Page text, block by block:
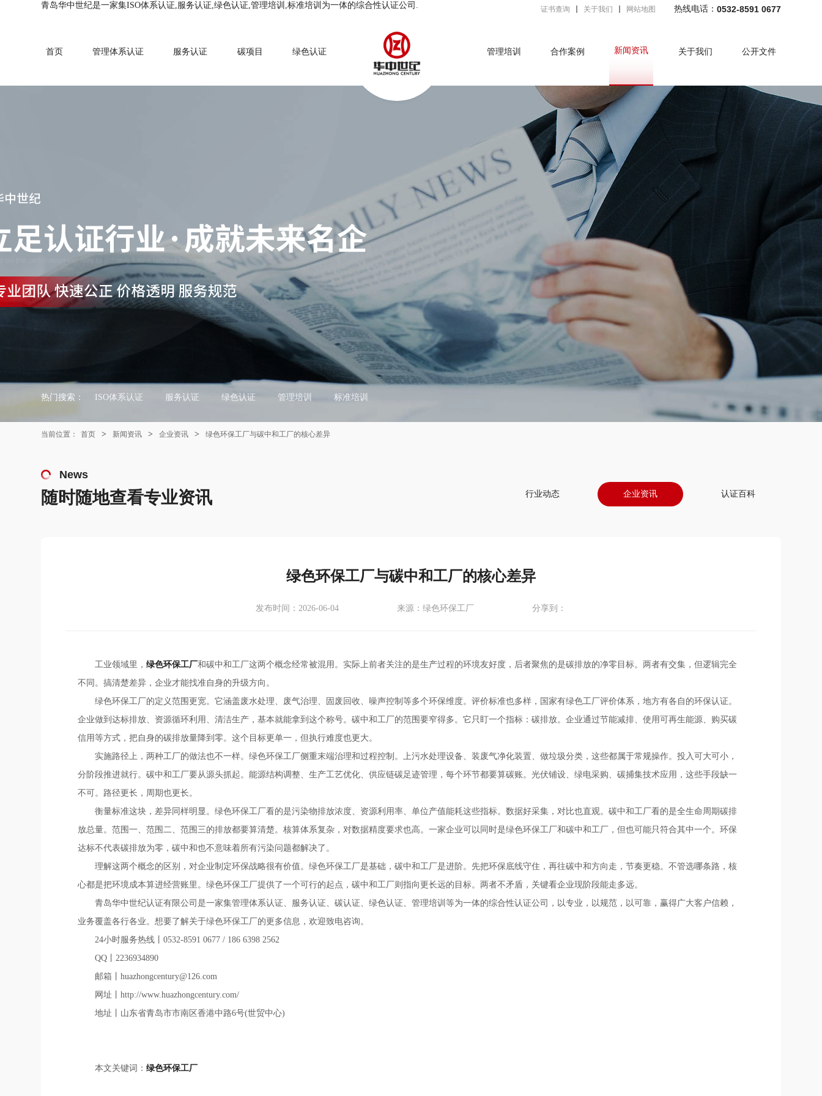
青岛华中世纪是一家集ISO体系认证,服务认证,绿色认证,管理培训,标准培训为一体的综合性认证公司. 热线电话： 0532-8591 0677
证书查询 关于我们 网站地图
首页 管理体系认证 服务认证 碳项目 绿色认证 管理培训 合作案例 新闻资讯 关于我们 公开文件
热门搜索： ISO体系认证 服务认证 绿色认证 管理培训 标准培训
当前位置： 首页 > 新闻资讯 > 企业资讯 > 绿色环保工厂与碳中和工厂的核心差异
News
随时随地查看专业资讯 行业动态 企业资讯 认证百科
绿色环保工厂与碳中和工厂的核心差异
发布时间：2026-06-04 来源：绿色环保工厂 分享到：
工业领域里，绿色环保工厂和碳中和工厂这两个概念经常被混用。实际上前者关注的是生产过程的环境友好度，后者聚焦的是碳排放的净零目标。两者有交集，但逻辑完全
不同。搞清楚差异，企业才能找准自身的升级方向。
绿色环保工厂的定义范围更宽。它涵盖废水处理、废气治理、固废回收、噪声控制等多个环保维度。评价标准也多样，国家有绿色工厂评价体系，地方有各自的环保认证。
企业做到达标排放、资源循环利用、清洁生产，基本就能拿到这个称号。碳中和工厂的范围要窄得多。它只盯一个指标：碳排放。企业通过节能减排、使用可再生能源、购买碳
信用等方式，把自身的碳排放量降到零。这个目标更单一，但执行难度也更大。
实施路径上，两种工厂的做法也不一样。绿色环保工厂侧重末端治理和过程控制。上污水处理设备、装废气净化装置、做垃圾分类，这些都属于常规操作。投入可大可小，
分阶段推进就行。碳中和工厂要从源头抓起。能源结构调整、生产工艺优化、供应链碳足迹管理，每个环节都要算碳账。光伏铺设、绿电采购、碳捕集技术应用，这些手段缺一
不可。路径更长，周期也更长。
衡量标准这块，差异同样明显。绿色环保工厂看的是污染物排放浓度、资源利用率、单位产值能耗这些指标。数据好采集，对比也直观。碳中和工厂看的是全生命周期碳排
放总量。范围一、范围二、范围三的排放都要算清楚。核算体系复杂，对数据精度要求也高。一家企业可以同时是绿色环保工厂和碳中和工厂，但也可能只符合其中一个。环保
达标不代表碳排放为零，碳中和也不意味着所有污染问题都解决了。
理解这两个概念的区别，对企业制定环保战略很有价值。绿色环保工厂是基础，碳中和工厂是进阶。先把环保底线守住，再往碳中和方向走，节奏更稳。不管选哪条路，核
心都是把环境成本算进经营账里。绿色环保工厂提供了一个可行的起点，碳中和工厂则指向更长远的目标。两者不矛盾，关键看企业现阶段能走多远。
青岛华中世纪认证有限公司是一家集管理体系认证、服务认证、碳认证、绿色认证、管理培训等为一体的综合性认证公司，以专业，以规范，以可靠，赢得广大客户信赖，
业务覆盖各行各业。想要了解关于绿色环保工厂的更多信息，欢迎致电咨询。
24小时服务热线丨0532-8591 0677 / 186 6398 2562
QQ丨2236934890
邮箱丨huazhongcentury@126.com
网址丨http://www.huazhongcentury.com/
地址丨山东省青岛市市南区香港中路6号(世贸中心)
本文关键词：绿色环保工厂